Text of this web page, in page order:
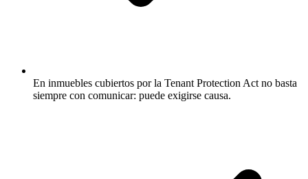
En inmuebles cubiertos por la Tenant Protection Act no basta
siempre con comunicar: puede exigirse causa.